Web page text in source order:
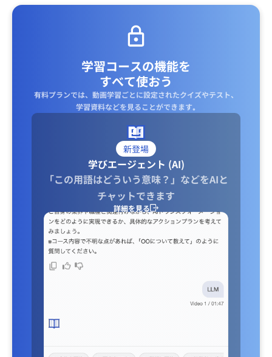
学習コースの機能を
すべて使おう
有料プランでは、動画学習ごとに設定されたクイズやテスト、
学習資料などを見ることができます｡
新登場
学びエージェント (AI)
「この用語はどういう意味？」などをAIと
チャットできます
詳細を見る